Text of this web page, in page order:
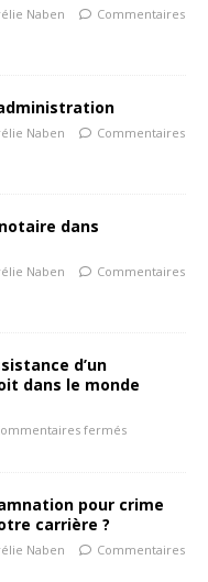
Naben
Commentaires
Naben
Commentaires
dans
Naben
Commentaires
d’un
dans le monde
fermés
pour crime
carrière ?
Naben
Commentaires